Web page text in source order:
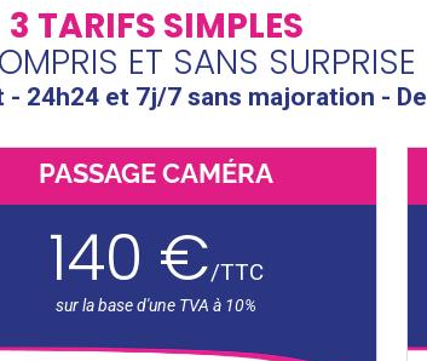
3 TARIFS SIMPLES
ET SANS SURPRISE
- 24h24 et 7j/7 sans majoration -
PASSAGE CAMÉRA
140 €/TTC